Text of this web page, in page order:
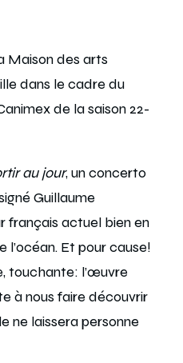
février 2020, c’est à
Maison des arts
dans le cadre du
de la saison 22-
au jour, un concerto
Guillaume
français actuel bien en
l’océan. Et pour cause!
touchante: l’œuvre
à nous faire découvrir
ne laissera personne